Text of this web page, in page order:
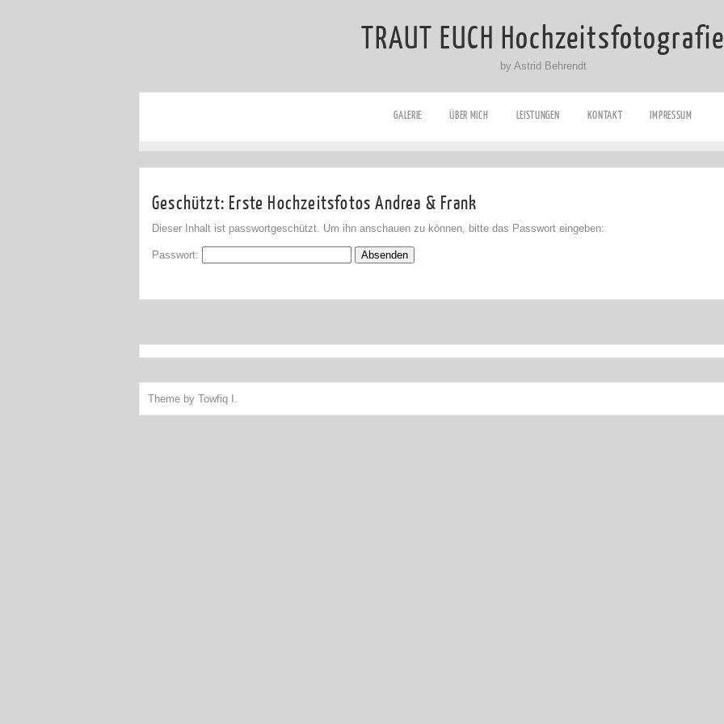
TRAUT EUCH Hochzeitsfotografie
by Astrid Behrendt
GALERIE ÜBER MICH LEISTUNGEN KONTAKT IMPRESSUM
Geschützt: Erste Hochzeitsfotos Andrea & Frank
Dieser Inhalt ist passwortgeschützt. Um ihn anschauen zu können, bitte das Passwort eingeben:
Passwort:
Theme by Towfiq I.